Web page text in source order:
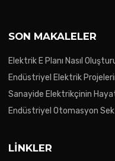
SON MAKALELER
Elektrik E Planı Nasıl
Endüstriyel Elektrik
Sanayide Elektrikçinin
Endüstriyel Otomasyon
LINKLER